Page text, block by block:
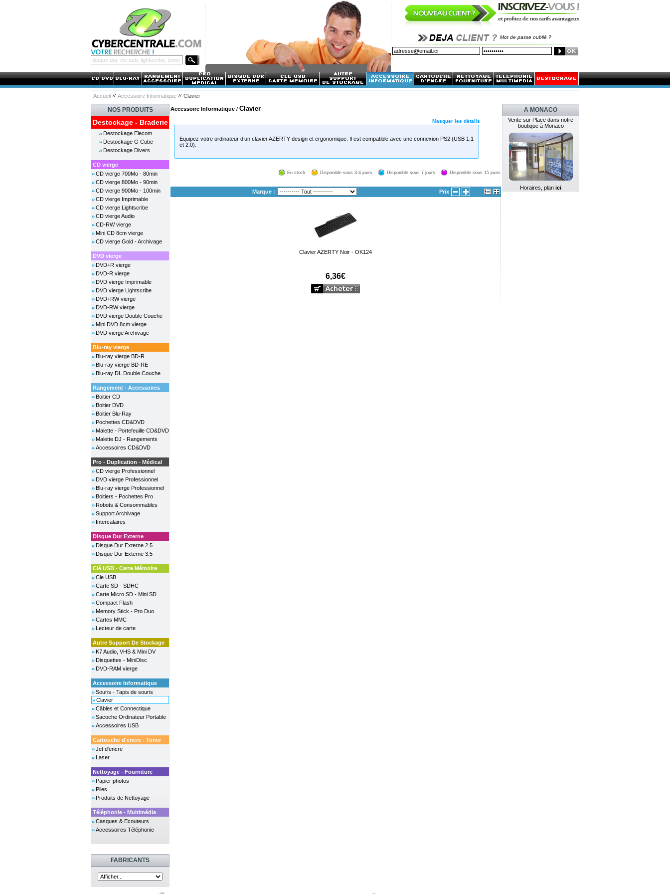
Mot de passe oublié ?
Accueil Accessoire Informatique Clavier
NOS PRODUITS
Destockage - Braderie
Destockage Elecom
Destockage G Cube
Destockage Divers
CD vierge
CD vierge 700Mo - 80min
CD vierge 800Mo - 90min
CD vierge 900Mo - 100min
CD vierge Imprimable
CD vierge Lightscribe
CD vierge Audio
CD-RW vierge
Mini CD 8cm vierge
CD vierge Gold - Archivage
DVD vierge
DVD+R vierge
DVD-R vierge
DVD vierge Imprimable
DVD vierge Lightscribe
DVD+RW vierge
DVD-RW vierge
DVD vierge Double Couche
Mini DVD 8cm vierge
DVD vierge Archivage
Blu-ray vierge
Blu-ray vierge BD-R
Blu-ray vierge BD-RE
Blu-ray DL Double Couche
Rangement - Accessoires
Boitier CD
Boitier DVD
Boitier Blu-Ray
Pochettes CD&DVD
Malette - Portefeuille CD&DVD
Malette DJ - Rangements
Accessoires CD&DVD
Pro - Duplication - Médical
CD vierge Professionnel
DVD vierge Professionnel
Blu-ray vierge Professionnel
Boitiers - Pochettes Pro
Robots & Consommables
Support Archivage
Intercalaires
Disque Dur Externe
Disque Dur Externe 2.5
Disque Dur Externe 3.5
Clé USB - Carte Mémoire
Cle USB
Carte SD - SDHC
Carte Micro SD - Mini SD
Compact Flash
Memory Stick - Pro Duo
Cartes MMC
Lecteur de carte
Autre Support De Stockage
K7 Audio, VHS & Mini DV
Disquettes - MiniDisc
DVD-RAM vierge
Accessoire Informatique
Souris - Tapis de souris
Clavier
Câbles et Connectique
Sacoche Ordinateur Portable
Accessoires USB
Cartouche d'encre - Toner
Jet d'encre
Laser
Nettoyage - Fourniture
Papier photos
Piles
Produits de Nettoyage
Téléphonie - Multimédia
Casques & Ecouteurs
Accessoires Téléphonie
FABRICANTS
Accessoire Informatique / Clavier
Masquer les détails
Equipez votre ordinateur d’un clavier AZERTY design et ergonomique. Il est compatible avec une connexion PS2 (USB 1.1
et 2.0).
En stock Disponible sous 3-4 jours Disponible sous 7 jours Disponible sous 15 jours
Marque : Prix
Clavier AZERTY Noir - OK124
6,36€
A MONACO
Vente sur Place dans notre
boutique à Monaco
Horaires, plan ici